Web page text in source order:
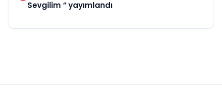
Sevgilim “ yayımlandı